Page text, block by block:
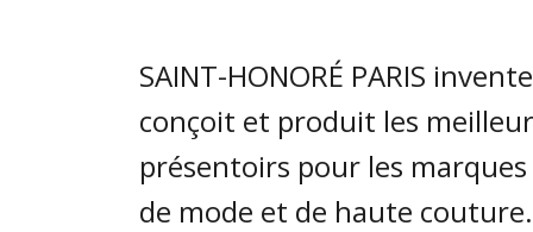
SAINT-HONORÉ PARIS
conçoit et produit les
présentoirs pour les marques
de mode et de haute couture.